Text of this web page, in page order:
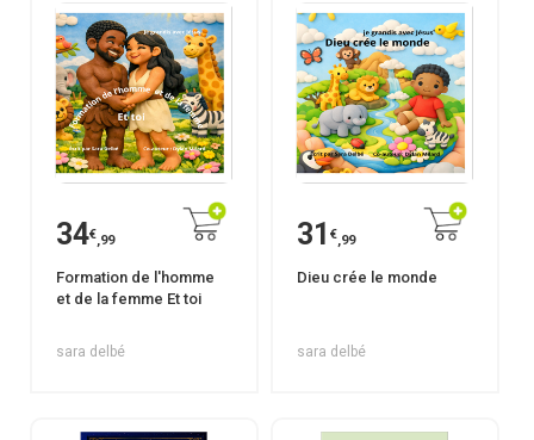
34€,99
Formation de l'homme
et de la femme Et toi
sara delbé
31 €,99
Dieu crée le monde
sara delbé